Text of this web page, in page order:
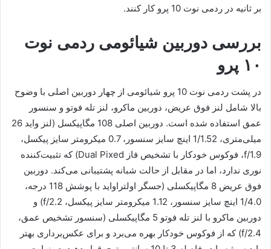
بر ثانیه در ردمی نوت 10 پرو کار کنند.
بررسی دوربین شیائومی ردمی نوت
۱۰ پرو
در پشت ردمی نوت 10 پرو شیائومی از چهار دوربین اصلی با وضوح
بالا شامل لنز فوق عریض، دوربین ماکرو، لنز تله فوتو و سنسور
عمق استفاده شده است. دوربین اصلی 108 مگاپیکسل (لنز واید 26
میلی‌متری، 1/1.52 اینچ سایز سنسور، 0.7 میکرومتر سایز پیکسل،
f/1.9، فوکوس خودکار با تشخیص فاز Dual Pixed) که تثبیت‌کننده
نوری ندارد، اما در مقابل از حالت شبانه پشتیبانی می‌کند. دوربین
فوق عریض 8 مگاپیکسلی (حسگر اولتراواید با پوشش 118 درجه،
1/4.0 اینچ سایز سنسور، 1.12 میکرومتر سایز پیکسل، f/2.2) و
دوربین ماکرو با لنز تله فوتو 5 مگاپیکسلی (سنسور تشخیص عمق،
f/2.4) که از فوکوس خودکار بهره می‌برد و برای عکس‌برداری بهتر